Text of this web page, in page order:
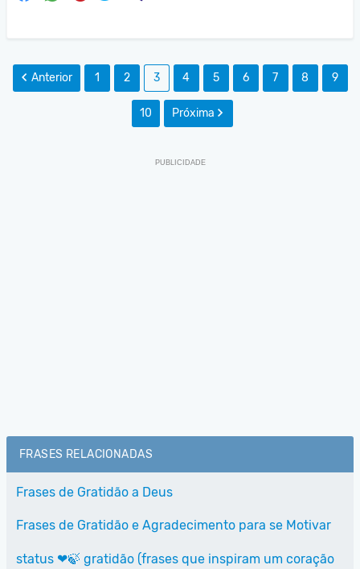
Anterior 1 2 3 4 5 6 7 8 9
10 Próxima
FRASES RELACIONADAS
Frases de Gratidão a Deus
Frases de Gratidão e Agradecimento para se Motivar
status ❤🍃 gratidão (frases que inspiram um coração